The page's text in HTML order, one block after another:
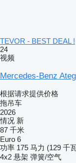
TEVOR - BEST DEAL !
24
视频
Mercedes-Benz
根据请求提供价格
拖吊车
2026
情况 新
87 千米
Euro 6
功率 175 马力 (129 千
4x2 悬架 弹簧/空气